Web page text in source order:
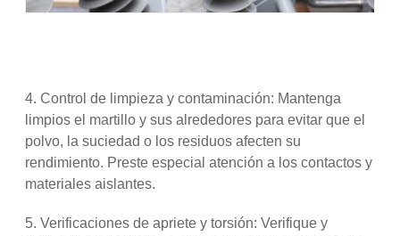
4. Control de limpieza y contaminación: Mantenga
limpios el martillo y sus alrededores para evitar que el
polvo, la suciedad o los residuos afecten su
rendimiento. Preste especial atención a los contactos y
materiales aislantes.
5. Verificaciones de apriete y torsión: Verifique y